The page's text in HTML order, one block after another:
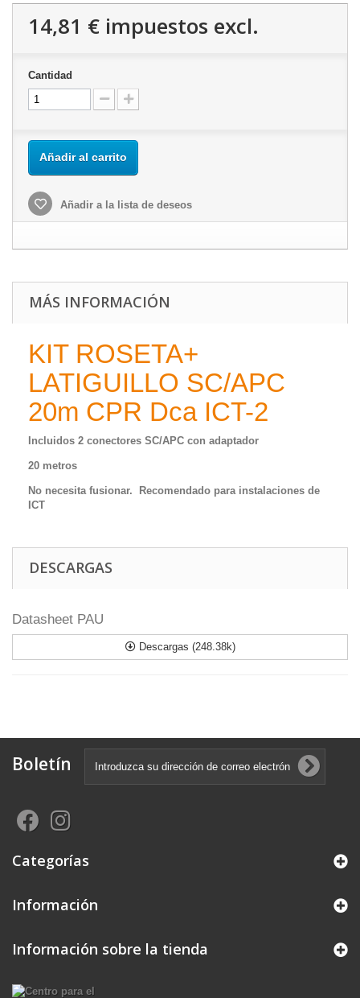
14,81 € impuestos excl.
Cantidad
Añadir al carrito
Añadir a la lista de deseos
MÁS INFORMACIÓN
KIT ROSETA+
LATIGUILLO SC/APC
20m CPR Dca ICT-2
Incluidos 2 conectores SC/APC con adaptador
20 metros
No necesita fusionar. Recomendado para instalaciones de
ICT
DESCARGAS
Datasheet PAU
Descargas (248.38k)
Boletín
Categorías
Información
Información sobre la tienda